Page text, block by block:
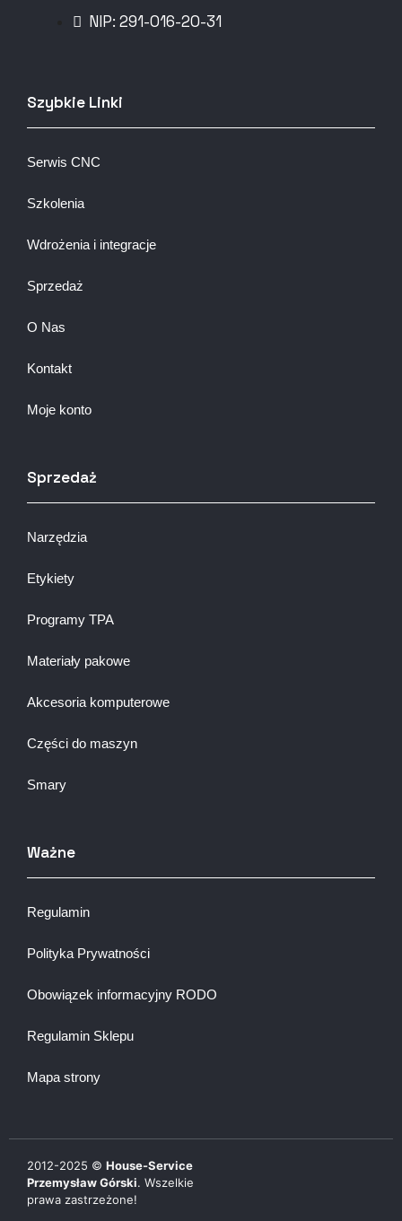
NIP: 291-016-20-31​
Szybkie Linki
Serwis CNC
Szkolenia
Wdrożenia i integracje
Sprzedaż
O Nas
Kontakt
Moje konto
Sprzedaż
Narzędzia
Etykiety
Programy TPA
Materiały pakowe
Akcesoria komputerowe
Części do maszyn
Smary
Ważne
Regulamin
Polityka Prywatności
Obowiązek informacyjny RODO
Regulamin Sklepu
Mapa strony
2012-2025 © House-Service
Przemysław Górski. Wszelkie
prawa zastrzeżone!